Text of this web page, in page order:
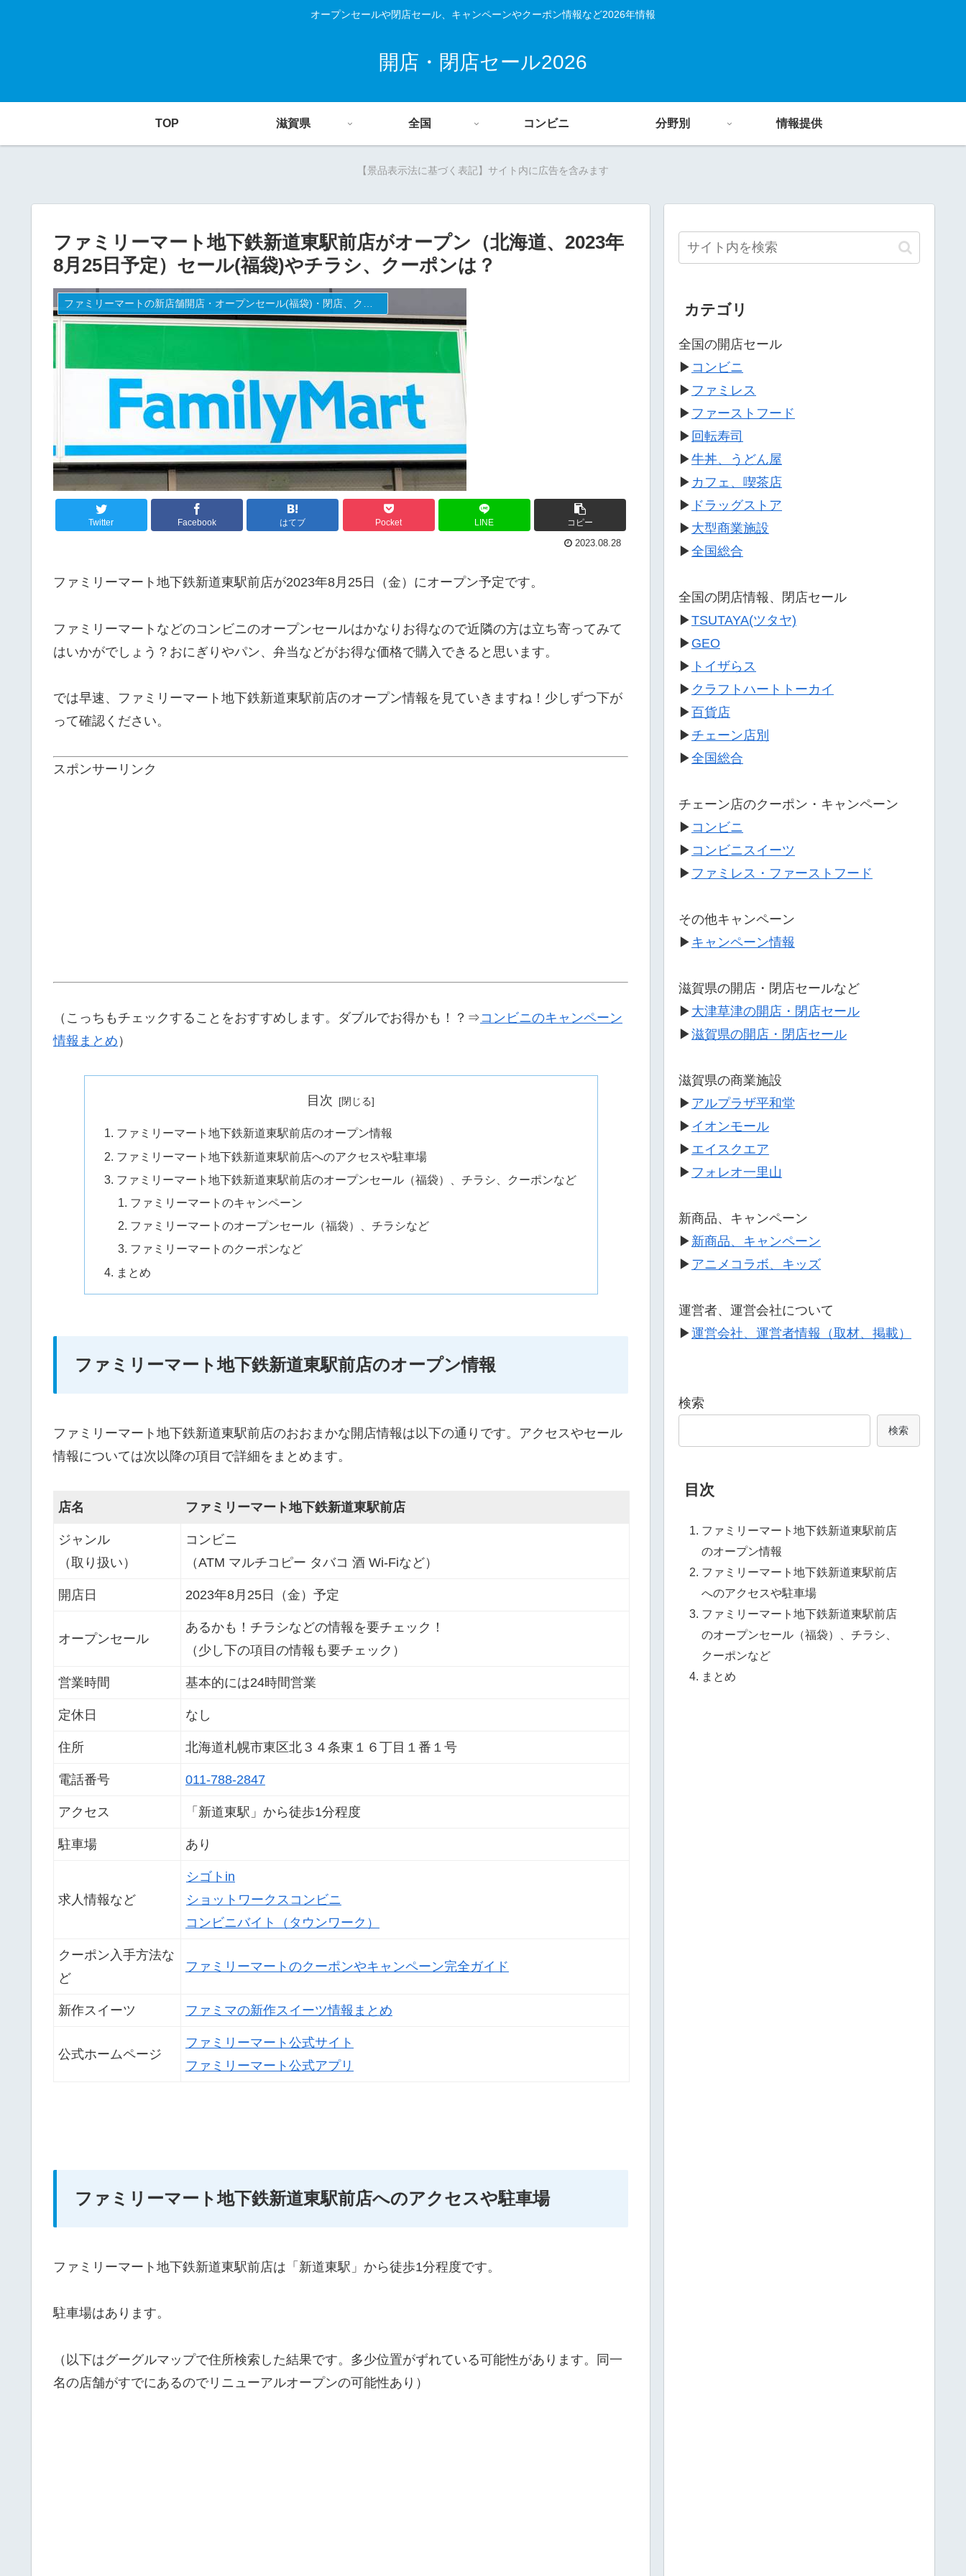
オープンセールや閉店セール、キャンペーンやクーポン情報など2026年情報
開店・閉店セール2026
TOP 滋賀県 全国 コンビニ 分野別 情報提供
【景品表示法に基づく表記】サイト内に広告を含みます
ファミリーマート地下鉄新道東駅前店がオープン（北海道、2023年
8月25日予定）セール(福袋)やチラシ、クーポンは？
Twitter Facebook はてブ Pocket LINE コピー
2023.08.28
ファミリーマート地下鉄新道東駅前店が2023年8月25日（金）にオープン予定です。
ファミリーマートなどのコンビニのオープンセールはかなりお得なので近隣の方は立ち寄ってみて
はいかがでしょう？おにぎりやパン、弁当などがお得な価格で購入できると思います。
では早速、ファミリーマート地下鉄新道東駅前店のオープン情報を見ていきますね！少しずつ下が
って確認ください。
スポンサーリンク
（こっちもチェックすることをおすすめします。ダブルでお得かも！？⇒コンビニのキャンペーン
情報まとめ ）
目次
ファミリーマート地下鉄新道東駅前店のオープン情報
ファミリーマート地下鉄新道東駅前店へのアクセスや駐車場
ファミリーマート地下鉄新道東駅前店のオープンセール（福袋）、チラシ、クーポンなど
ファミリーマートのキャンペーン
ファミリーマートのオープンセール（福袋）、チラシなど
ファミリーマートのクーポンなど
まとめ
ファミリーマート地下鉄新道東駅前店のオープン情報
ファミリーマート地下鉄新道東駅前店のおおまかな開店情報は以下の通りです。アクセスやセール
情報については次以降の項目で詳細をまとめます。
店名 ファミリーマート地下鉄新道東駅前店
ジャンル
（取り扱い）
コンビニ
（ATM マルチコピー タバコ 酒 Wi-Fiなど）
開店日 2023年8月25日（金）予定
オープンセール
あるかも！チラシなどの情報を要チェック！
（少し下の項目の情報も要チェック）
営業時間 基本的には24時間営業
定休日 なし
住所 北海道札幌市東区北３４条東１６丁目１番１号
電話番号 011-788-2847
アクセス 「新道東駅」から徒歩1分程度
駐車場 あり
求人情報など
シゴトin
ショットワークスコンビニ
コンビニバイト（タウンワーク）
クーポン入手方法な
ど
ファミリーマートのクーポンやキャンペーン完全ガイド
新作スイーツ ファミマの新作スイーツ情報まとめ
公式ホームページ
ファミリーマート公式サイト
ファミリーマート公式アプリ
ファミリーマート地下鉄新道東駅前店へのアクセスや駐車場
ファミリーマート地下鉄新道東駅前店は「新道東駅」から徒歩1分程度です。
駐車場はあります。
（以下はグーグルマップで住所検索した結果です。多少位置がずれている可能性があります。同一
名の店舗がすでにあるのでリニューアルオープンの可能性あり）
カテゴリ
全国の開店セール
▶ コンビニ
▶ ファミレス
▶ ファーストフード
▶ 回転寿司
▶牛丼、うどん屋
▶ カフェ、喫茶店
▶ ドラッグストア
▶ 大型商業施設
▶全国総合
全国の閉店情報、閉店セール
▶TSUTAYA(ツタヤ)
▶ GEO
▶ トイザらス
▶ クラフトハートトーカイ
▶百貨店
▶ チェーン店別
▶全国総合
チェーン店のクーポン・キャンペーン
▶ コンビニ
▶ コンビニスイーツ
▶ ファミレス・ファーストフード
その他キャンペーン
▶ キャンペーン情報
滋賀県の開店・閉店セールなど
▶ 大津草津の開店・閉店セール
▶滋賀県の開店・閉店セール
滋賀県の商業施設
▶ アルプラザ平和堂
▶ イオンモール
▶ エイスクエア
▶ フォレオ一里山
新商品、キャンペーン
▶ 新商品、キャンペーン
▶ アニメコラボ、キッズ
運営者、運営会社について
▶運営会社、運営者情報（取材、掲載）
検索
検索
目次
ファミリーマート地下鉄新道東駅前店
のオープン情報
ファミリーマート地下鉄新道東駅前店
へのアクセスや駐車場
ファミリーマート地下鉄新道東駅前店
のオープンセール（福袋）、チラシ、
クーポンなど
まとめ